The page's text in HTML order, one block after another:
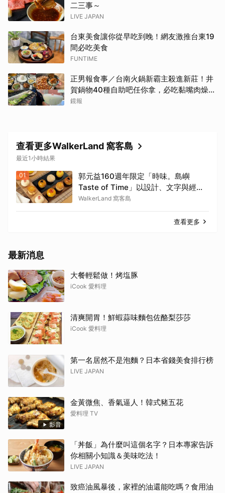
二三事～
LIVE JAPAN
台東美食讓你從早吃到晚！網友激推台東19
間必吃美食
FUNTIME
正男報食事／台南火鍋新霸主殺進新莊！井
賀鍋物40種自助吧任你拿，必吃黏嘴肉燥
飯、現做棉花糖
鏡報
查看更多WalkerLand 窩客島
最近1小時結果
01
郭元益160週年限定「時味。島嶼
Taste of Time」以設計、文字與經典
糕餅結合。
WalkerLand 窩客島
查看更多
最新消息
大餐輕鬆做！烤塩豚
iCook 愛料理
清爽開胃！鮮蝦蒜味麵包佐酪梨莎莎
iCook 愛料理
第一名居然不是泡麵？日本省錢美食排行榜
LIVE JAPAN
影音
金黃微焦、香氣逼人！韓式豬五花
愛料理 TV
「丼飯」為什麼叫這個名字？日本專家告訴
你相關小知識＆美味吃法！
LIVE JAPAN
致癌油風暴後，家裡的油還能吃嗎？食用油